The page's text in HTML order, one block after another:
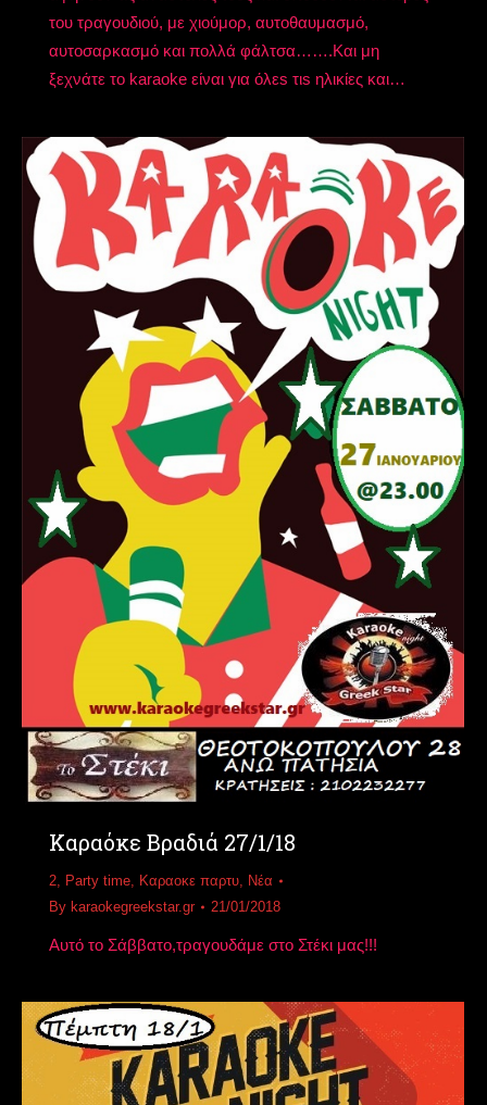
του τραγουδιού, με χιούμορ, αυτοθαυμασμό,
αυτοσαρκασμό και πολλά φάλτσα…….Και μη
ξεχνάτε το karaoke είναι για όλεs τιs ηλικίες και…
Καραόκε Βραδιά 27/1/18
2 Party time Καραοκε παρτυ Νέα
By karaokegreekstar.gr 21/01/2018
Αυτό το Σάββατο,τραγουδάμε στο Στέκι μας!!!